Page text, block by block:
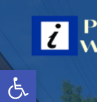
Open toolbar